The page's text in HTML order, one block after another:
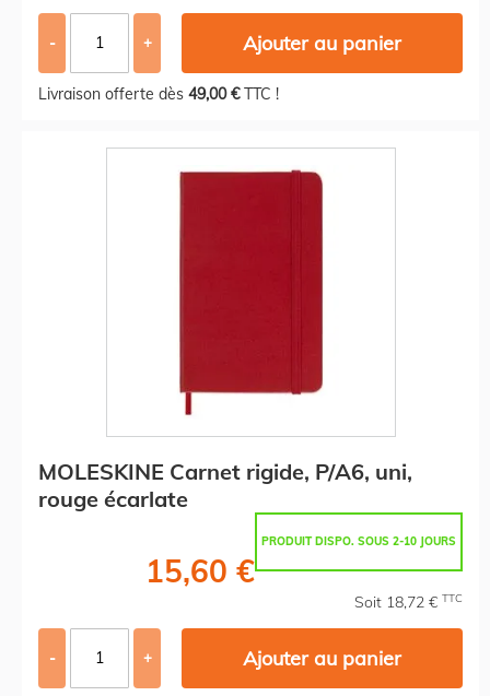
- + Ajouter au panier
Livraison offerte dès 49,00 €TTC !
MOLESKINE Carnet rigide, P/A6, uni,
rouge écarlate
PRODUIT DISPO. SOUS 2-10 JOURS
15,60 €
Soit 18,72 € TTC
- + Ajouter au panier